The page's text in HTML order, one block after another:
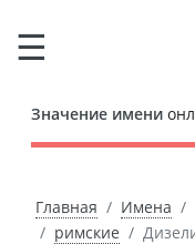
Значение имени
Главная Имена
римские